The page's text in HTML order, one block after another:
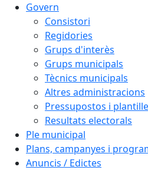
Govern
Consistori
Regidories
Grups d'interès
Grups municipals
Tècnics municipals
Altres administracions
Pressupostos i
Resultats electorals
Ple municipal
Plans, campanyes i
Anuncis / Edictes